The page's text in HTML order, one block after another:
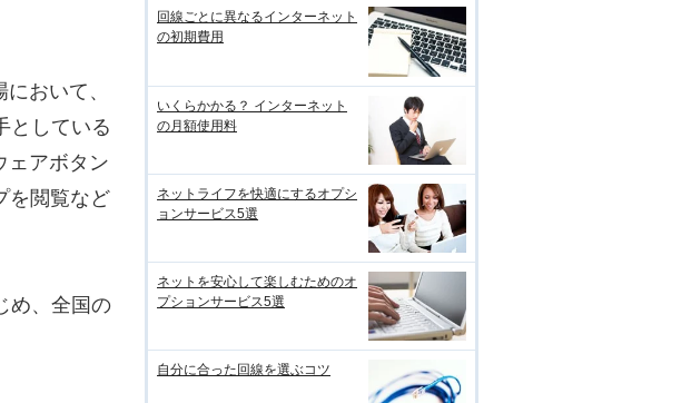
おいて、
としている
ェアボタン
を閲覧など
め、全国の
回線ごとに異なるインターネット
の初期費用
いくらかかる？ インターネット
の月額使用料
ネットライフを快適にするオプシ
ョンサービス5選
ネットを安心して楽しむためのオ
プションサービス5選
自分に合った回線を選ぶコツ